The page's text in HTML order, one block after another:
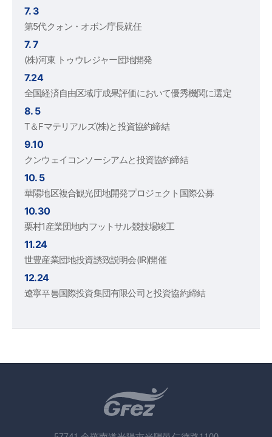
7. 3
第5代クォン・オボン庁長就任
7. 7
(株)河東 トゥウレジャー団地開発
7.24
全国経済自由区域庁成果評価において優秀機関に選定
8. 5
T＆Fマテリアルズ(株)と投資協約締結
9.10
クンウェイコンソーシアムと投資協約締結
10. 5
華陽地区複合観光団地開発プロジェクト国際公募
10.30
栗村1産業団地内フットサル競技場竣工
11.24
世豊産業団地投資誘致説明会(IR)開催
12.24
遼寧푸통国際投資集団有限公司と投資協約締結